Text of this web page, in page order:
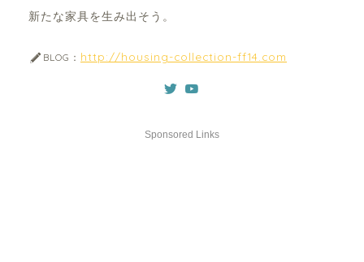
新たな家具を生み出そう。
BLOG： http://housing-collection-ff14.com
Sponsored Links